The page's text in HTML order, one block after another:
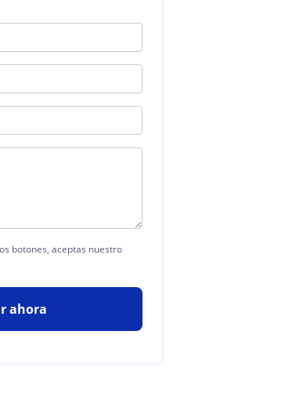
botones, aceptas nuestro
ahora